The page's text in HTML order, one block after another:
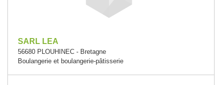
SARL LEA
56680 PLOUHINEC - Bretagne
Boulangerie et boulangerie-pâtisserie